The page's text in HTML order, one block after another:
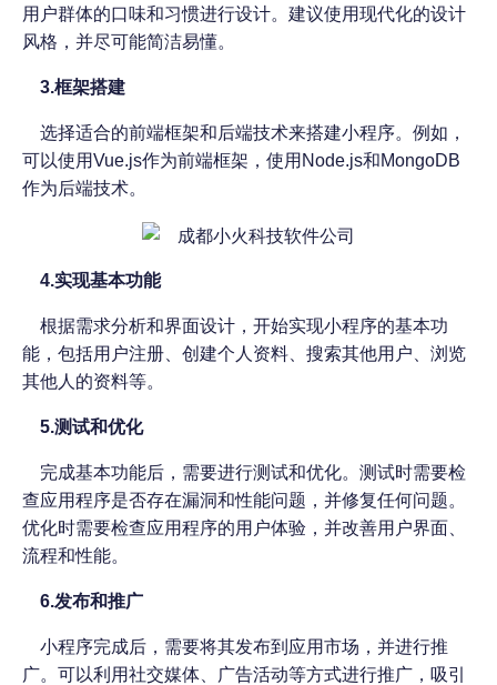
用户群体的口味和习惯进行设计。建议使用现代化的设计
风格，并尽可能简洁易懂。
3.框架搭建
选择适合的前端框架和后端技术来搭建小程序。例如，
可以使用Vue.js作为前端框架，使用Node.js和MongoDB
作为后端技术。
4.实现基本功能
根据需求分析和界面设计，开始实现小程序的基本功
能，包括用户注册、创建个人资料、搜索其他用户、浏览
其他人的资料等。
5.测试和优化
完成基本功能后，需要进行测试和优化。测试时需要检
查应用程序是否存在漏洞和性能问题，并修复任何问题。
优化时需要检查应用程序的用户体验，并改善用户界面、
流程和性能。
6.发布和推广
小程序完成后，需要将其发布到应用市场，并进行推
广。可以利用社交媒体、广告活动等方式进行推广，吸引